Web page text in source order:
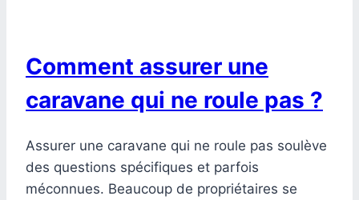
Comment assurer une
caravane qui ne roule pas ?
Assurer une caravane qui ne roule pas soulève
des questions spécifiques et parfois
méconnues. Beaucoup de propriétaires se